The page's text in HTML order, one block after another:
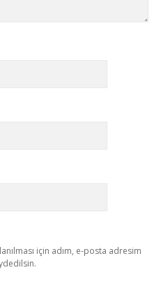
için adım, e-posta adresim